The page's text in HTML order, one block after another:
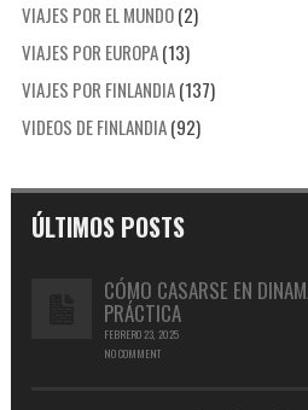
VIAJES POR EL MUNDO(2)
VIAJES POR EUROPA(13)
VIAJES POR FINLANDIA(137)
VIDEOS DE FINLANDIA(92)
ÚLTIMOS POSTS
CÓMO CASARSE EN
PRÁCTICA
FEBRERO 23, 2025
NO COMMENT